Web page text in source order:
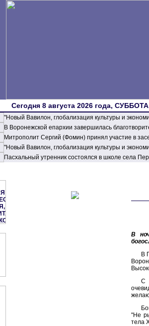
Сегодня 8 августа 2026 года,
"Новый Вавилон, глобализация культуры и
В Воронежской епархии завершилась
Митрополит Сергий (Фомин) принял участие в
"Новый Вавилон, глобализация культуры и
Пасхальный утренник состоялся в школе села
В
В
С
"Не
тела